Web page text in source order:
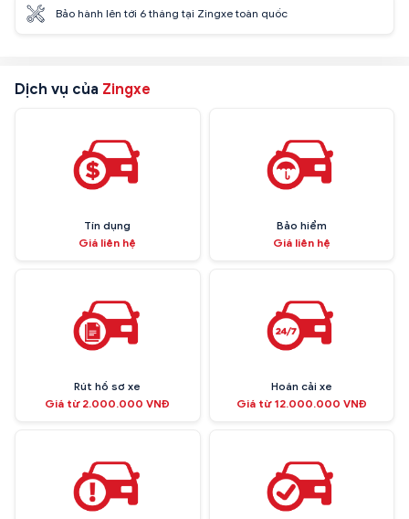
Bảo hành lên tới 6 tháng tại Zingxe toàn quốc
Dịch vụ của Zingxe
Tín dụng
Giá liên hệ
Bảo hiểm
Giá liên hệ
Rút hồ sơ xe
Giá từ 2.000.000 VNĐ
Hoán cải xe
Giá từ 12.000.000 VNĐ